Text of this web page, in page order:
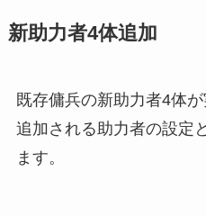
新助力者4体追加
既存傭兵の新助力者4体が
追加される助力者の設定
ます。